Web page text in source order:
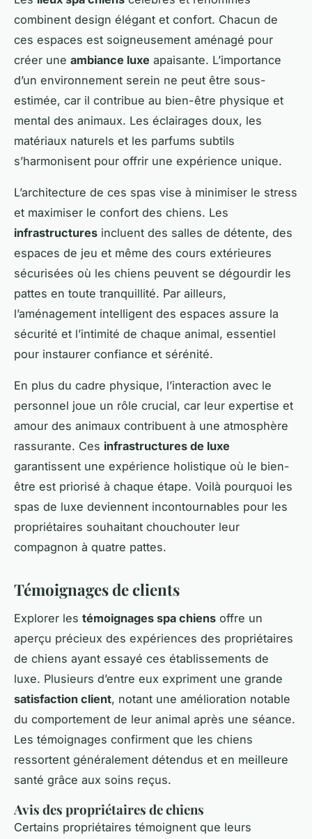
combinent design élégant et confort. Chacun de
ces espaces est soigneusement aménagé pour
créer une ambiance luxe apaisante. L’importance
d’un environnement serein ne peut être sous-
estimée, car il contribue au bien-être physique et
mental des animaux. Les éclairages doux, les
matériaux naturels et les parfums subtils
s’harmonisent pour offrir une expérience unique.
L’architecture de ces spas vise à minimiser le stress
et maximiser le confort des chiens. Les
infrastructures incluent des salles de détente, des
espaces de jeu et même des cours extérieures
sécurisées où les chiens peuvent se dégourdir les
pattes en toute tranquillité. Par ailleurs,
l’aménagement intelligent des espaces assure la
sécurité et l’intimité de chaque animal, essentiel
pour instaurer confiance et sérénité.
En plus du cadre physique, l’interaction avec le
personnel joue un rôle crucial, car leur expertise et
amour des animaux contribuent à une atmosphère
rassurante. Ces infrastructures de luxe
garantissent une expérience holistique où le bien-
être est priorisé à chaque étape. Voilà pourquoi les
spas de luxe deviennent incontournables pour les
propriétaires souhaitant chouchouter leur
compagnon à quatre pattes.
Témoignages de clients
Explorer les témoignages spa chiens offre un
aperçu précieux des expériences des propriétaires
de chiens ayant essayé ces établissements de
luxe. Plusieurs d’entre eux expriment une grande
satisfaction client, notant une amélioration notable
du comportement de leur animal après une séance.
Les témoignages confirment que les chiens
ressortent généralement détendus et en meilleure
santé grâce aux soins reçus.
Avis des propriétaires de chiens
Certains propriétaires témoignent que leurs